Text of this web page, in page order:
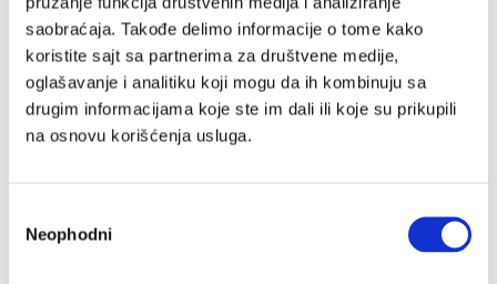
saobraćaja. Takođe delimo informacije o tome kako
koristite sajt sa partnerima za društvene medije,
oglašavanje i analitiku koji mogu da ih kombinuju sa
drugim informacijama koje ste im dali ili koje su prikupili
na osnovu korišćenja usluga.
сагласности
Neophodni